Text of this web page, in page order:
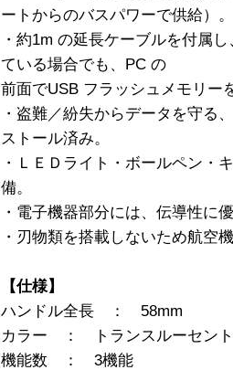
ートからのバスパワーで供給）。
・約1m の延長ケーブルを付属
ている場合でも、PC の
前面でUSB フラッシュメモリー
・盗難／紛失からデータを守る
ストール済み。
・ＬＥＤライト・ボールペン・
備。
・電子機器部分には、伝導性に
・刃物類を搭載しないため航空
【仕様】
ハンドル全長 ： 58mm
カラー ： トランスルーセン
機能数 ： 3機能